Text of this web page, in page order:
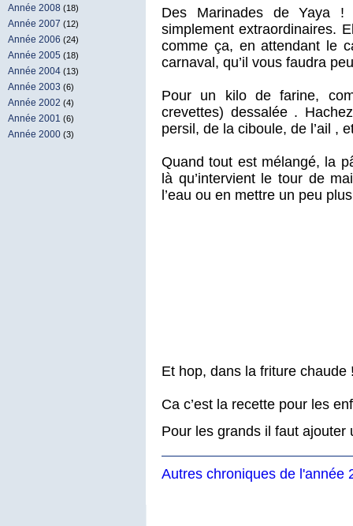
Année 2008 (18)
Année 2007 (12)
Année 2006 (24)
Année 2005 (18)
Année 2004 (13)
Année 2003 (6)
Année 2002 (4)
Année 2001 (6)
Année 2000 (3)
Des Marinades de Yaya
simplement extraordinaires.
comme ça, en attendant le
carnaval, qu’il vous faudra
Pour un kilo de farine,
crevettes) dessalée .
persil, de la ciboule, de l’ail ,
Quand tout est mélangé, la
là qu’intervient le tour de
l’eau ou en mettre un peu
Et hop, dans la friture chaude
Ca c’est la recette pour les
Pour les grands il faut ajouter
Autres chroniques de l'année